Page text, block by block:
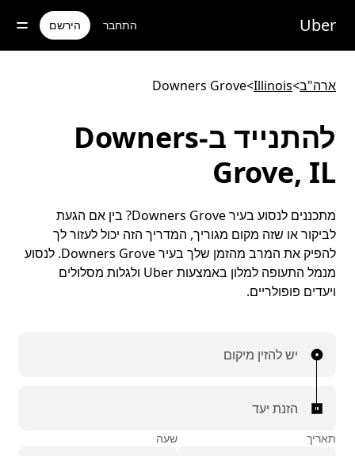
לתוכן
הראשיUber התחבר הירשם
ארה"ב>
Illinois
>
Downers Grove
להתנייד ב-Downers
Grove, IL
מתכננים לנסוע בעיר Downers Grove? בין אם הגעת
לביקור או שזה מקום מגוריך, המדריך הזה יכול לעזור לך
להפיק את המרב מהזמן שלך בעיר Downers Grove. לנסוע
מנמל התעופה למלון באמצעות Uber ולגלות מסלולים
ויעדים פופולריים.
יש להזין מיקום
הזנת יעד
תאריך שעה